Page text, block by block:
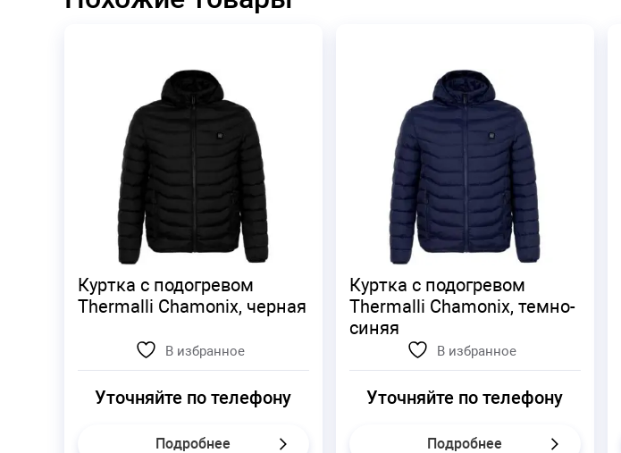
Куртка с подогревом
Thermalli Chamonix, черная
В избранное
Уточняйте по телефону
Подробнее
Куртка с подогревом
Thermalli Chamonix, темно-
синяя
В избранное
Уточняйте по телефону
Подробнее